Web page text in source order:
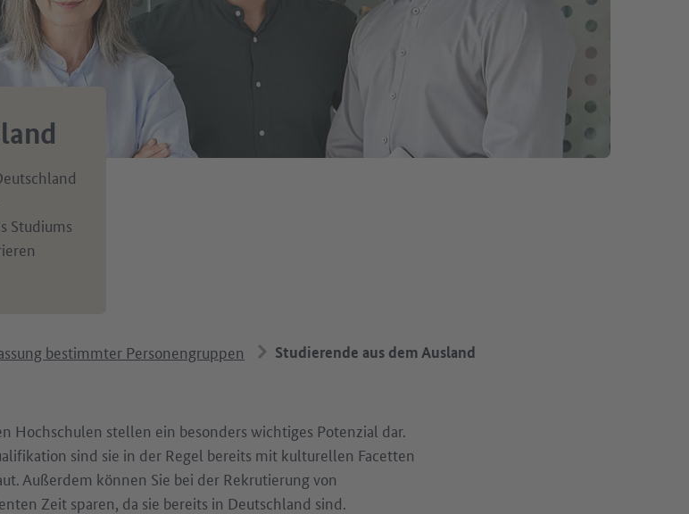
Studiums
bestimmter Personengruppen Studierende aus dem Ausland
Hochschulen stellen ein besonders wichtiges Potenzial dar.
sind sie in der Regel bereits mit kulturellen Facetten
Außerdem können Sie bei der Rekrutierung von
Zeit sparen, da sie bereits in Deutschland sind.